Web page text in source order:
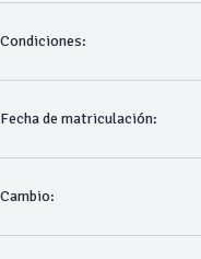
Condiciones:
Fecha de matriculación:
Cambio: